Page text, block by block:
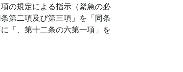
の規定による指示（緊急の必
第二項及び第三項」を「同条
「、第十二条の六第一項」を